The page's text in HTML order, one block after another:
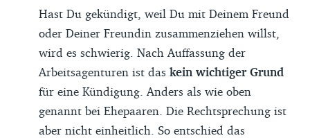
Hast Du gekündigt, weil Du mit Deinem Freund
oder Deiner Freundin zusammenziehen willst,
wird es schwierig. Nach Auffassung der
Arbeitsagenturen ist das kein wichtiger Grund
für eine Kündigung. Anders als wie oben
genannt bei Ehepaaren. Die Rechtsprechung ist
aber nicht einheitlich. So entschied das